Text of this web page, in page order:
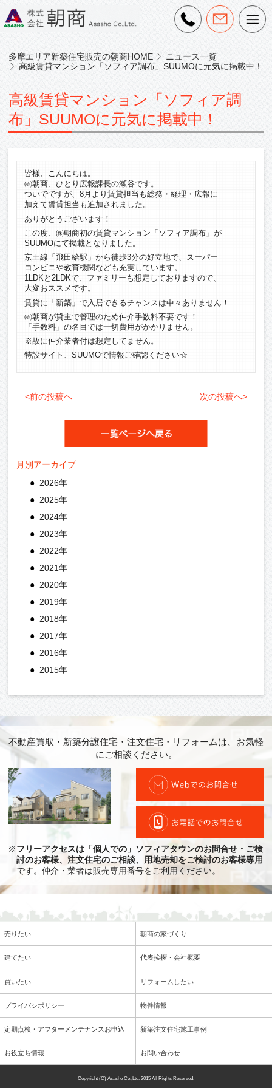
多摩エリア新築住宅販売の朝商HOME
ニュース一覧
高級賃貸マンション「ソフィア調布」SUUMOに元気に掲載中！
高級賃貸マンション「ソフィア調
布」SUUMOに元気に掲載中！
皆様、こんにちは。
㈱朝商、ひとり広報課長の瀬谷です。
ついでですが、8月より賃貸担当も総務・経理・広報に
加えて賃貸担当も追加されました。
ありがとうございます！
この度、㈱朝商初の賃貸マンション「ソフィア調布」が
SUUMOにて掲載となりました。
京王線「飛田給駅」から徒歩3分の好立地で、スーパー
コンビニや教育機関なども充実しています。
1LDKと2LDKで、ファミリーも想定しておりますので、
大変おススメです。
賃貸に「新築」で入居できるチャンスは中々ありません！
㈱朝商が貸主で管理のため仲介手数料不要です！
「手数料」の名目では一切費用がかかりません。
※故に仲介業者付は想定してません。
特設サイト、SUUMOで情報ご確認ください☆
<前の投稿へ 次の投稿へ>
月別アーカイブ
2026年
2025年
2024年
2023年
2022年
2021年
2020年
2019年
2018年
2017年
2016年
2015年
不動産買取・新築分譲住宅・注文住宅・リフォームは、お気軽
にご相談ください。
※フリーアクセスは「個人での」ソフィアタウンのお問合せ・ご検
討のお客様、注文住宅のご相談、用地売却をご検討のお客様専用
です。仲介・業者は販売専用番号をご利用ください。
売りたい 朝商の家づくり
建てたい 代表挨拶・会社概要
買いたい リフォームしたい
プライバシポリシー 物件情報
定期点検・アフターメンテナンスお申込 新築注文住宅施工事例
お役立ち情報 お問い合わせ
Copyright (C) Asasho Co.,Ltd. 2015 All Rights Reserved.